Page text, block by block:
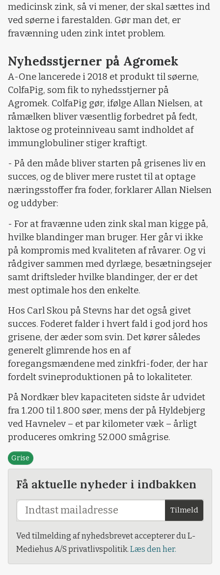
medicinsk zink, så vi mener, der skal sættes ind
ved søerne i farestalden. Gør man det, er
fravænning uden zink intet problem.
Nyhedsstjerner på Agromek
A-One lancerede i 2018 et produkt til søerne,
ColfaPig, som fik to nyhedsstjerner på
Agromek. ColfaPig gør, ifølge Allan Nielsen, at
råmælken bliver væsentlig forbedret på fedt,
laktose og proteinniveau samt indholdet af
immunglobuliner stiger kraftigt.
- På den måde bliver starten på grisenes liv en
succes, og de bliver mere rustet til at optage
næringsstoffer fra foder, forklarer Allan Nielsen
og uddyber:
- For at fravænne uden zink skal man kigge på,
hvilke blandinger man bruger. Her går vi ikke
på kompromis med kvaliteten af råvarer. Og vi
rådgiver sammen med dyrlæge, besætningsejer
samt driftsleder hvilke blandinger, der er det
mest optimale hos den enkelte.
Hos Carl Skou på Stevns har det også givet
succes. Foderet falder i hvert fald i god jord hos
grisene, der æder som svin. Det kører således
generelt glimrende hos en af
foregangsmændene med zinkfri-foder, der har
fordelt svineproduktionen på to lokaliteter.
På Nordkær blev kapaciteten sidste år udvidet
fra 1.200 til 1.800 søer, mens der på Hyldebjerg
ved Havnelev – et par kilometer væk – årligt
produceres omkring 52.000 smågrise.
Grise
Få aktuelle nyheder i indbakken
Tilmeld
Ved tilmelding af nyhedsbrevet accepterer du L-
Mediehus A/S privatlivspolitik. Læs den her.